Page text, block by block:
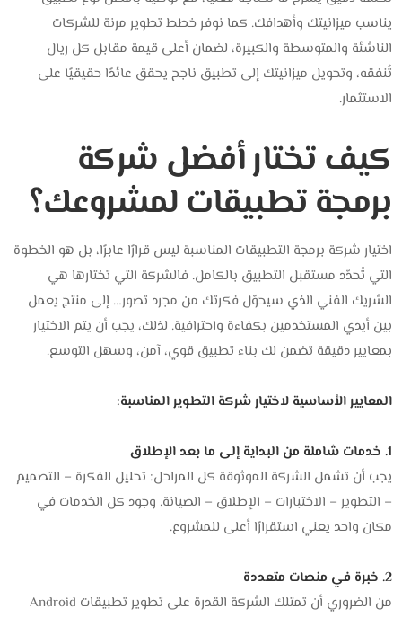
يناسب ميزانيتك وأهدافك. كما نوفر خطط تطوير مرنة للشركات
الناشئة والمتوسطة والكبيرة، لضمان أعلى قيمة مقابل كل ريال
تُنفقه، وتحويل ميزانيتك إلى تطبيق ناجح يحقق عائدًا حقيقيًا على
الاستثمار.
كيف تختار أفضل شركة
برمجة تطبيقات لمشروعك؟
اختيار شركة برمجة التطبيقات المناسبة ليس قرارًا عابرًا، بل هو الخطوة
التي تُحدّد مستقبل التطبيق بالكامل. فالشركة التي تختارها هي
الشريك الفني الذي سيحوّل فكرتك من مجرد تصور… إلى منتج يعمل
بين أيدي المستخدمين بكفاءة واحترافية. لذلك، يجب أن يتم الاختيار
بمعايير دقيقة تضمن لك بناء تطبيق قوي، آمن، وسهل التوسع.
المعايير الأساسية لاختيار شركة التطوير المناسبة:
1. خدمات شاملة من البداية إلى ما بعد الإطلاق
يجب أن تشمل الشركة الموثوقة كل المراحل: تحليل الفكرة – التصميم
– التطوير – الاختبارات – الإطلاق – الصيانة. وجود كل الخدمات في
مكان واحد يعني استقرارًا أعلى للمشروع.
2. خبرة في منصات متعددة
من الضروري أن تمتلك الشركة القدرة على تطوير تطبيقات Android